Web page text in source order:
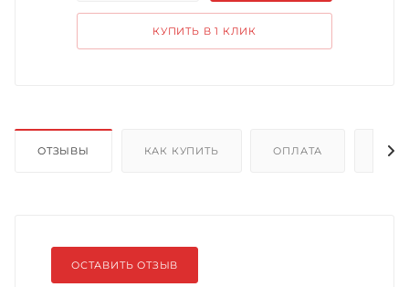
КУПИТЬ В 1 КЛИК
ОТЗЫВЫ КАК КУПИТЬ ОПЛАТА
ОСТАВИТЬ ОТЗЫВ